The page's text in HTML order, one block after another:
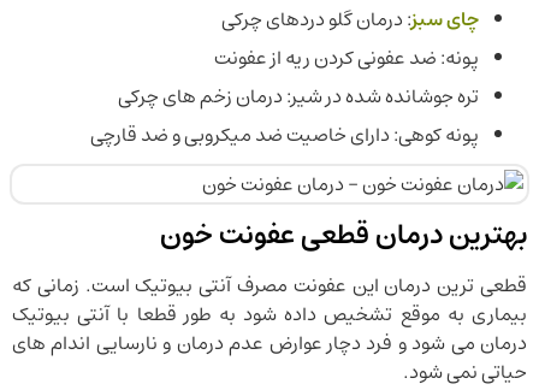
چای سبز: درمان گلو دردهای چرکی
پونه: ضد عفونی کردن ریه از عفونت
تره جوشانده شده در شیر: درمان زخم های چرکی
پونه کوهی: دارای خاصیت ضد میکروبی و ضد قارچی
بهترین درمان قطعی عفونت خون
قطعی ترین درمان این عفونت مصرف آنتی بیوتیک است. زمانی که
بیماری به موقع تشخیص داده شود به طور قطعا با آنتی بیوتیک
درمان می شود و فرد دچار عوارض عدم درمان و نارسایی اندام های
حیاتی نمی شود.